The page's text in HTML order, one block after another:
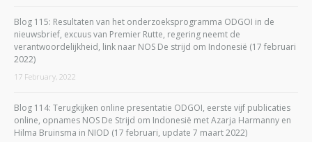
Blog 115: Resultaten van het onderzoeksprogramma ODGOI in de
nieuwsbrief, excuus van Premier Rutte, regering neemt de
verantwoordelijkheid, link naar NOS De strijd om Indonesië (17 februari
2022)
17 February, 2022
Blog 114: Terugkijken online presentatie ODGOI, eerste vijf publicaties
online, opnames NOS De Strijd om Indonesië met Azarja Harmanny en
Hilma Bruinsma in NIOD (17 februari, update 7 maart 2022)